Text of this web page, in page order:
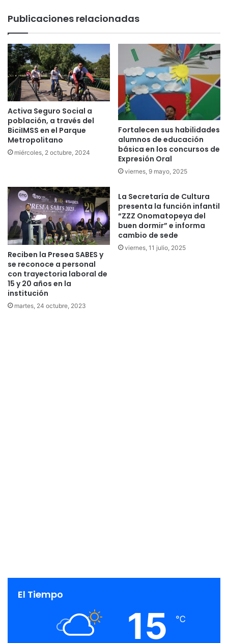
Publicaciones relacionadas
Activa Seguro Social a
población, a través del
BiciIMSS en el Parque
Metropolitano
miércoles, 2 octubre, 2024
Fortalecen sus habilidades
alumnos de educación
básica en los concursos de
Expresión Oral
viernes, 9 mayo, 2025
Reciben la Presea SABES y
se reconoce a personal
con trayectoria laboral de
15 y 20 años en la
institución
martes, 24 octubre, 2023
La Secretaría de Cultura
presenta la función infantil
“ZZZ Onomatopeya del
buen dormir” e informa
cambio de sede
viernes, 11 julio, 2025
El Tiempo
15 ℃